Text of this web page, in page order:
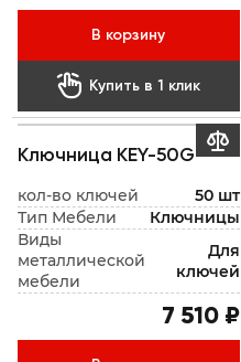
В корзину
 Купить в 1 клик
Ключница KEY-50G
кол-во ключей
50 шт
Тип Мебели
Ключницы
Виды
металлической
мебели
Для
ключей
7 510 ₽
